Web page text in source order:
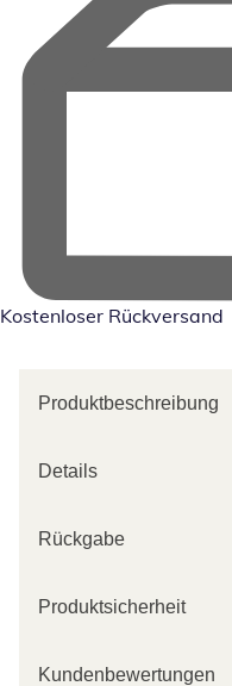
Kostenloser Rückversand
Produktbeschreibung
Details
Rückgabe
Produktsicherheit
Kundenbewertungen